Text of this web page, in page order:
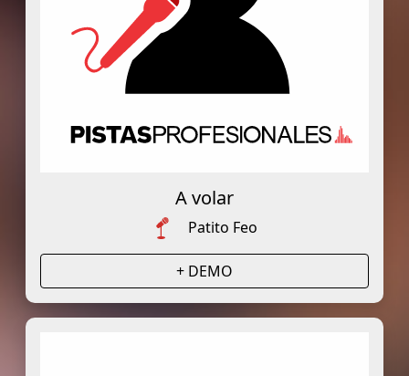
A volar
Patito Feo
+ DEMO